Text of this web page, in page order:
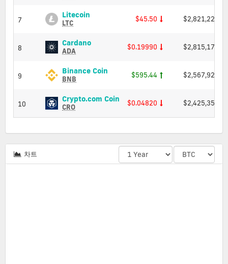
7
Litecoin Litecoin (LTC) Price, Charts and Market
LTC $45.50
8
CardanoCardano (ADA) Price, Charts and
ADA $0.19990
9
Binance Coin Binance Coin (BNB) Price, Charts
BNB $595.44
10
Crypto.com Coin Crypto.com Coin (CRO) Price,
CRO $0.04820
차트